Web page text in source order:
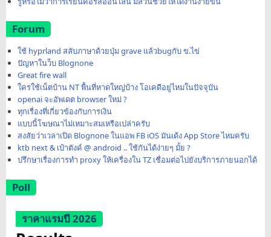
Forum
ใช้ hyprland สลับภาษาด้วยปุ่ม grave แล้วbugกับ ข.ไข่
ปัญหาในว็บ Blognone
Great fire wall
ใครใช้เน็ตบ้าน NT พื้นที่หาดใหญ่บ้าง โอเคดีอยู่ไหมในปัจจุบัน
openai จะอัพเดต browser ใหม่ ?
ทุกเรื่องที่เกี่ยวข้องกับการเงิน
แบบนี้โฆษณาไม่เหมาะสมเหรือเปล่าครับ
สงสัยว่าเวลาเปิด Blognone ในแอพ FB iOS มันเด้ง App Store ไหมครับ
ktb next & เป๋าตังค์ @ android .. ใช้กันได้ง่ายๆ มั้ย ?
ปรึกษาเรื่องการทำ proxy ให้เครื่องใน TZ เชื่อมต่อไปยังบริการภายนอกได้
Poll
ราคาแรมปี 2026